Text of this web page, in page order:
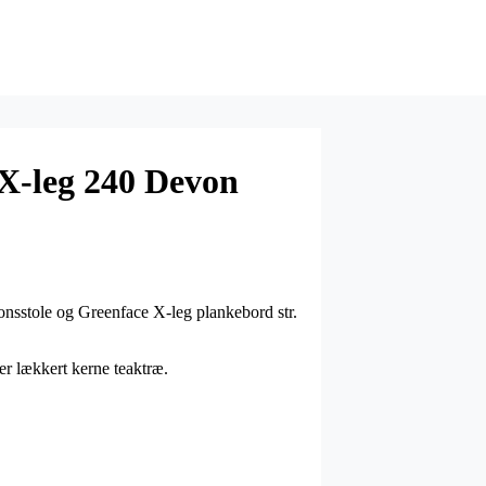
leg 240 Devon
og Greenface X-leg plankebord str.
lækkert kerne teaktræ.